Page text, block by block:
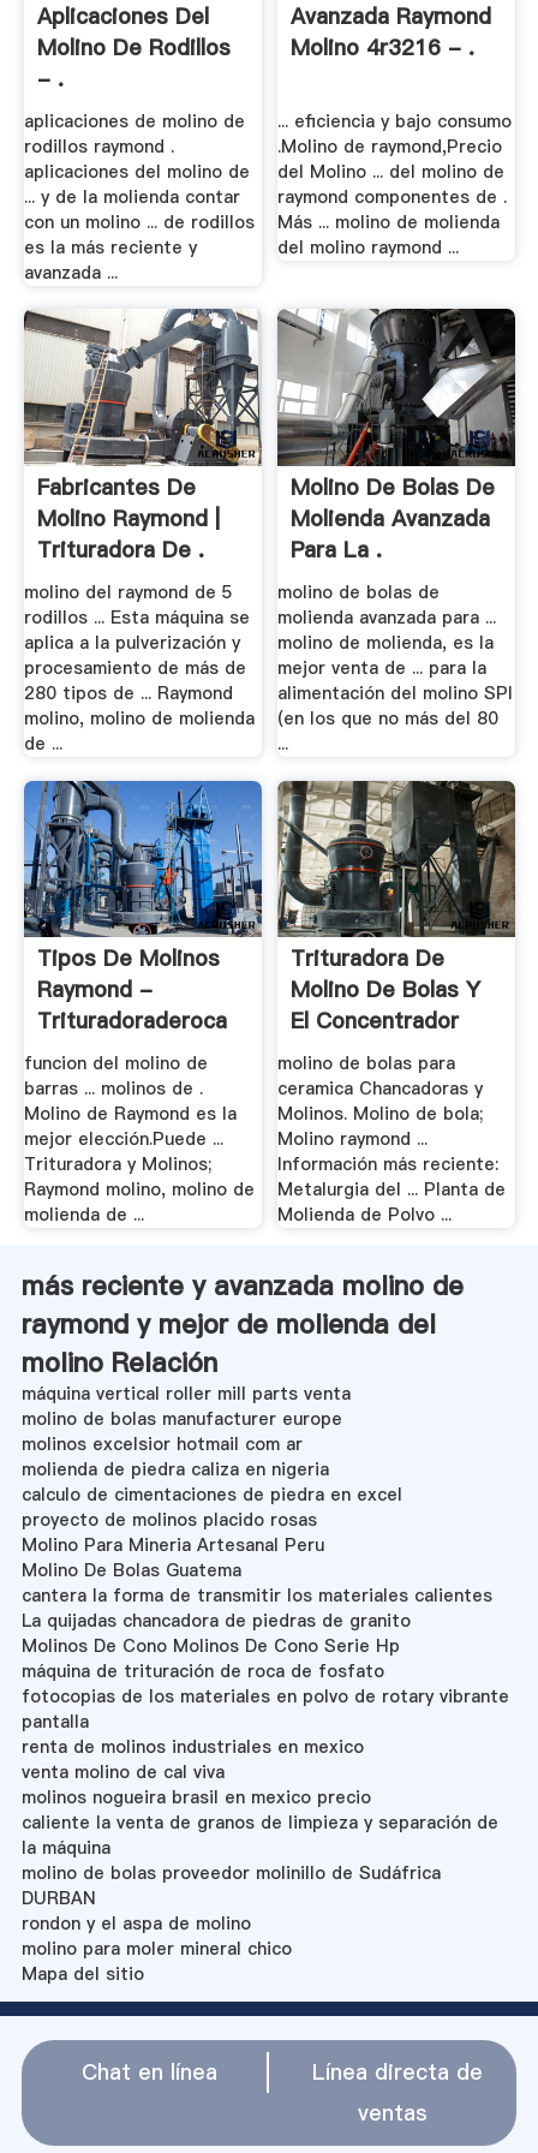
Aplicaciones Del
Molino De Rodillos
- .
aplicaciones de molino de
rodillos raymond .
aplicaciones del molino de
... y de la molienda contar
con un molino ... de rodillos
es la más reciente y
avanzada ...
Avanzada Raymond
Molino 4r3216 - .
... eficiencia y bajo consumo
.Molino de raymond,Precio
del Molino ... del molino de
raymond componentes de .
Más ... molino de molienda
del molino raymond ...
Fabricantes De
Molino Raymond |
Trituradora De .
molino del raymond de 5
rodillos ... Esta máquina se
aplica a la pulverización y
procesamiento de más de
280 tipos de ... Raymond
molino, molino de molienda
de ...
Molino De Bolas De
Molienda Avanzada
Para La .
molino de bolas de
molienda avanzada para ...
molino de molienda, es la
mejor venta de ... para la
alimentación del molino SPI
(en los que no más del 80
...
Tipos De Molinos
Raymond -
Trituradoraderoca
funcion del molino de
barras ... molinos de .
Molino de Raymond es la
mejor elección.Puede ...
Trituradora y Molinos;
Raymond molino, molino de
molienda de ...
Trituradora De
Molino De Bolas Y
El Concentrador
molino de bolas para
ceramica Chancadoras y
Molinos. Molino de bola;
Molino raymond ...
Información más reciente:
Metalurgia del ... Planta de
Molienda de Polvo ...
más reciente y avanzada molino de
raymond y mejor de molienda del
molino Relación
máquina vertical roller mill parts venta
molino de bolas manufacturer europe
molinos excelsior hotmail com ar
molienda de piedra caliza en nigeria
calculo de cimentaciones de piedra en excel
proyecto de molinos placido rosas
Molino Para Mineria Artesanal Peru
Molino De Bolas Guatema
cantera la forma de transmitir los materiales calientes
La quijadas chancadora de piedras de granito
Molinos De Cono Molinos De Cono Serie Hp
máquina de trituración de roca de fosfato
fotocopias de los materiales en polvo de rotary vibrante
pantalla
renta de molinos industriales en mexico
venta molino de cal viva
molinos nogueira brasil en mexico precio
caliente la venta de granos de limpieza y separación de
la máquina
molino de bolas proveedor molinillo de Sudáfrica
DURBAN
rondon y el aspa de molino
molino para moler mineral chico
Mapa del sitio
Chat en línea
Línea directa de
ventas